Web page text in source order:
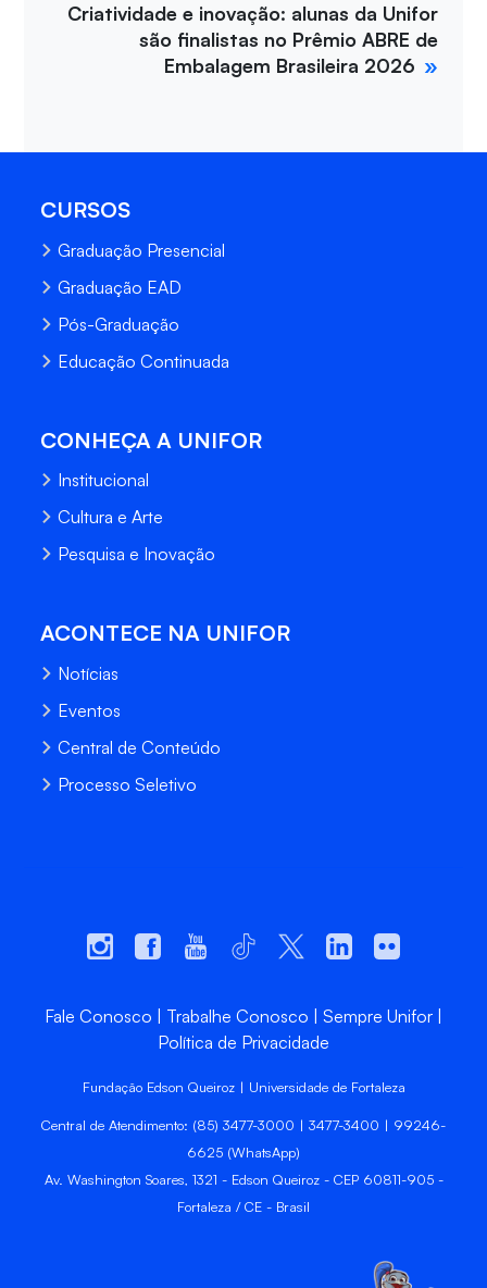
Criatividade e inovação: alunas da Unifor
são finalistas no Prêmio ABRE de
Embalagem Brasileira 2026
CURSOS
Graduação Presencial
Graduação EAD
Pós-Graduação
Educação Continuada
CONHEÇA A UNIFOR
Institucional
Cultura e Arte
Pesquisa e Inovação
ACONTECE NA UNIFOR
Notícias
Eventos
Central de Conteúdo
Processo Seletivo
Fale Conosco Trabalhe Conosco
Sempre Unifor
Política de Privacidade
Fundação Edson Queiroz | Universidade de Fortaleza
Central de Atendimento: (85) 3477-3000 | 3477-3400 | 99246-
6625 (WhatsApp)
Av. Washington Soares, 1321 - Edson Queiroz - CEP 60811-905 -
Fortaleza / CE - Brasil